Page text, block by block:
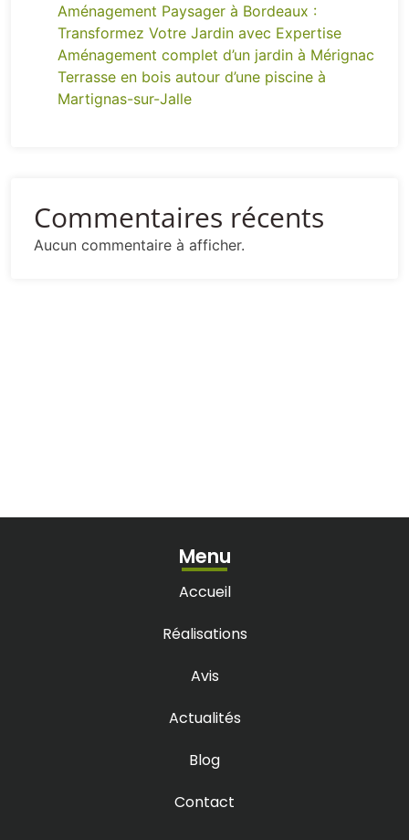
Aménagement Paysager à Bordeaux :
Transformez Votre Jardin avec Expertise
Aménagement complet d’un jardin à Mérignac
Terrasse en bois autour d’une piscine à
Martignas-sur-Jalle
Commentaires récents
Aucun commentaire à afficher.
Menu
Accueil
Réalisations
Avis
Actualités
Blog
Contact